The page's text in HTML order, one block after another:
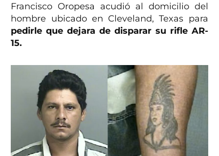
Francisco Oropesa acudió al domicilio del
hombre ubicado en Cleveland, Texas para
pedirle que dejara de disparar su rifle AR-
15.